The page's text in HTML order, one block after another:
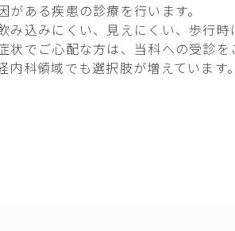
ある疾患の診療を行います。
込みにくい、見えにくい、歩行
でご心配な方は、当科への受診を
科領域でも選択肢が増えていま